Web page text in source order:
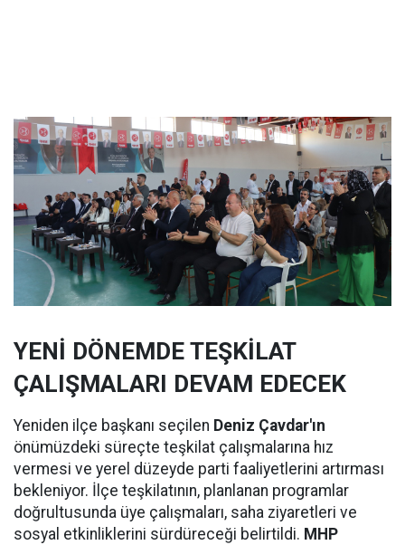
YENİ DÖNEMDE TEŞKİLAT
ÇALIŞMALARI DEVAM EDECEK
Yeniden ilçe başkanı seçilen Deniz Çavdar'ın
önümüzdeki süreçte teşkilat çalışmalarına hız
vermesi ve yerel düzeyde parti faaliyetlerini artırması
bekleniyor. İlçe teşkilatının, planlanan programlar
doğrultusunda üye çalışmaları, saha ziyaretleri ve
sosyal etkinliklerini sürdüreceği belirtildi. MHP